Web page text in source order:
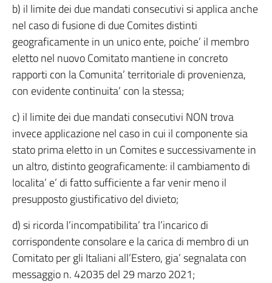
b) il limite dei due mandati consecutivi si applica anche
nel caso di fusione di due Comites distinti
geograficamente in un unico ente, poiche’ il membro
eletto nel nuovo Comitato mantiene in concreto
rapporti con la Comunita’ territoriale di provenienza,
con evidente continuita’ con la stessa;
c) il limite dei due mandati consecutivi NON trova
invece applicazione nel caso in cui il componente sia
stato prima eletto in un Comites e successivamente in
un altro, distinto geograficamente: il cambiamento di
localita’ e’ di fatto sufficiente a far venir meno il
presupposto giustificativo del divieto;
d) si ricorda l’incompatibilita’ tra l’incarico di
corrispondente consolare e la carica di membro di un
Comitato per gli Italiani all’Estero, gia’ segnalata con
messaggio n. 42035 del 29 marzo 2021;